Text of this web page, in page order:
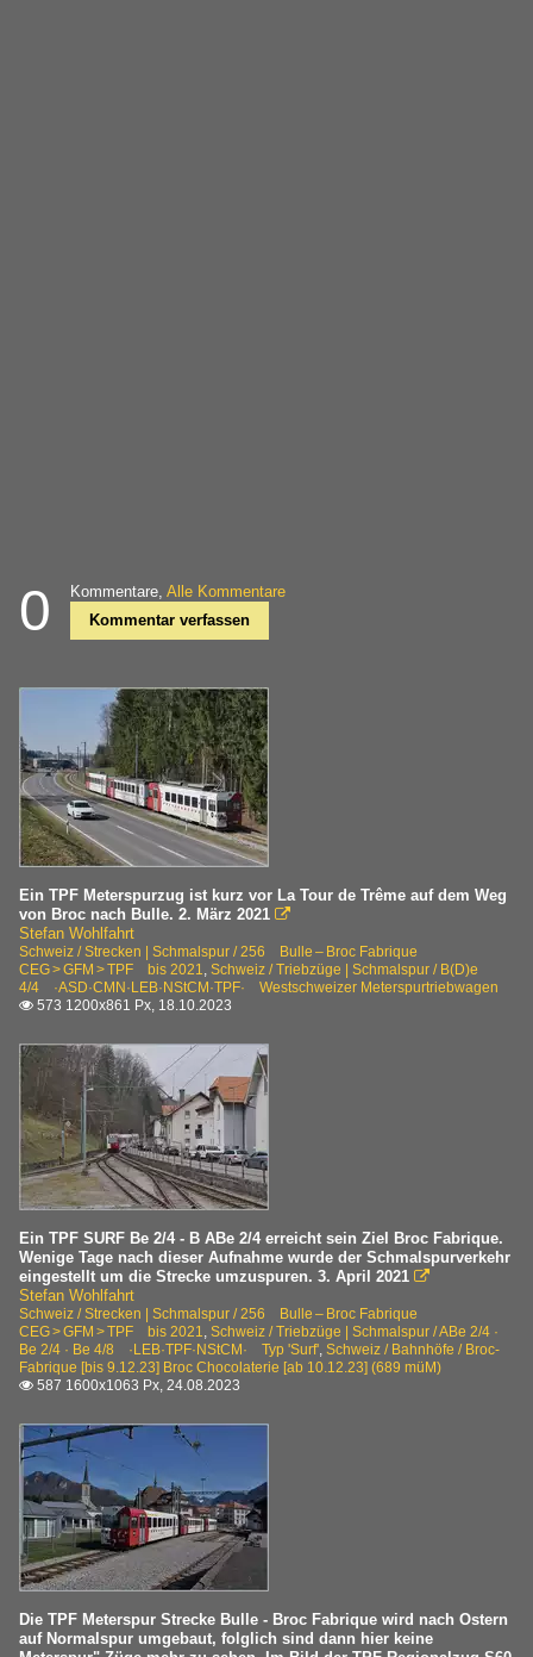
0 Kommentare, Alle Kommentare
Kommentar verfassen
Ein TPF Meterspurzug ist kurz vor La Tour de Trême auf dem Weg
von Broc nach Bulle. 2. März 2021 
Stefan Wohlfahrt
Schweiz / Strecken | Schmalspur / 256 Bulle – Broc Fabrique
CEG > GFM > TPF bis 2021, Schweiz / Triebzüge | Schmalspur / B(D)e
4/4 ·ASD·CMN·LEB·NStCM·TPF· Westschweizer Meterspurtriebwagen
 573 1200x861 Px, 18.10.2023
Ein TPF SURF Be 2/4 - B ABe 2/4 erreicht sein Ziel Broc Fabrique.
Wenige Tage nach dieser Aufnahme wurde der Schmalspurverkehr
eingestellt um die Strecke umzuspuren. 3. April 2021 
Stefan Wohlfahrt
Schweiz / Strecken | Schmalspur / 256 Bulle – Broc Fabrique
CEG > GFM > TPF bis 2021, Schweiz / Triebzüge | Schmalspur / ABe 2/4 ·
Be 2/4 · Be 4/8 ·LEB·TPF·NStCM· Typ 'Surf', Schweiz / Bahnhöfe / Broc-
Fabrique [bis 9.12.23] Broc Chocolaterie [ab 10.12.23] (689 müM)
 587 1600x1063 Px, 24.08.2023
Die TPF Meterspur Strecke Bulle - Broc Fabrique wird nach Ostern
auf Normalspur umgebaut, folglich sind dann hier keine